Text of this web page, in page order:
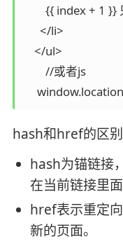
{{ index + 1
      </li>
    </ul>
hash和href的区别
hash为锚链接
在当前链接里面
href表示重定
新的页面。